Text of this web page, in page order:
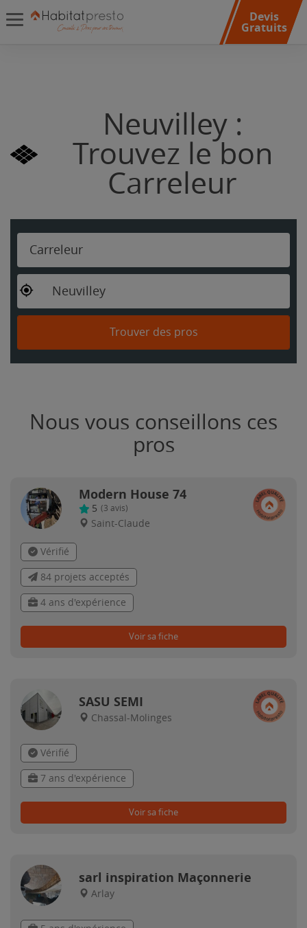
Devis
Gratuits
Neuvilley :
Trouvez le bon
Carreleur
Carreleur
Neuvilley
Trouver des pros
Nous vous conseillons ces
pros
Modern House 74
5 (3 avis)
Saint-Claude
Vérifié
84 projets acceptés
4 ans d'expérience
Voir sa fiche
SASU SEMI
Chassal-Molinges
Vérifié
7 ans d'expérience
Voir sa fiche
sarl inspiration Maçonnerie
Arlay